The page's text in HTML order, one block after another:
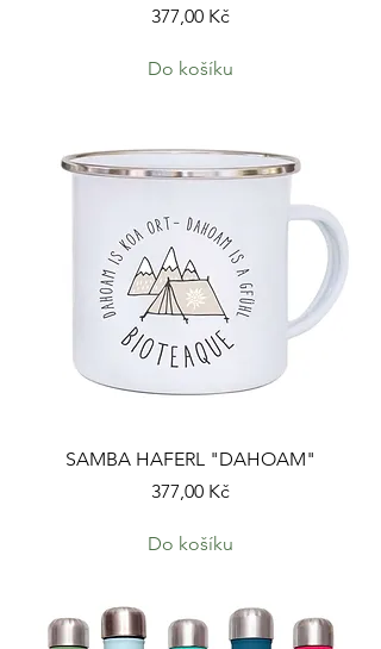
Cena
377,00 Kč
Do košíku
SAMBA HAFERL "DAHOAM"
Cena
377,00 Kč
Do košíku